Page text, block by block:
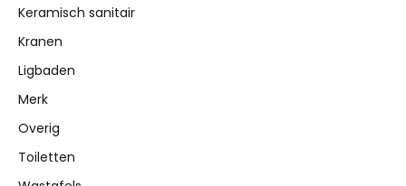
Keramisch sanitair
Kranen
Ligbaden
Merk
Overig
Toiletten